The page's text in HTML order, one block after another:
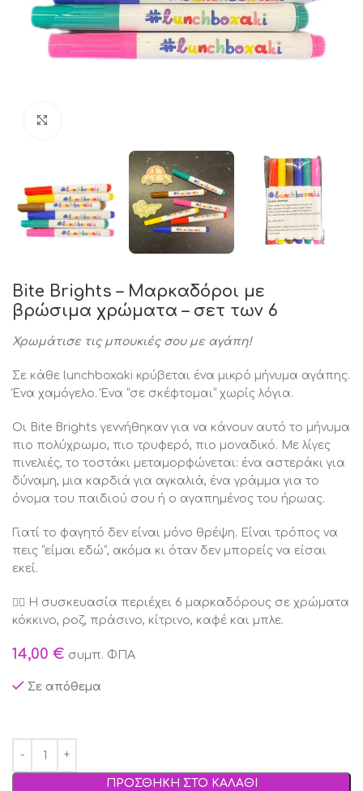
Bite Brights – Μαρκαδόροι με
βρώσιμα χρώματα – σετ των 6
Χρωμάτισε τις μπουκιές σου με αγάπη!
Σε κάθε lunchboxaki κρύβεται ένα μικρό μήνυμα αγάπης.
Ένα χαμόγελο. Ένα “σε σκέφτομαι” χωρίς λόγια.
Οι Bite Brights γεννήθηκαν για να κάνουν αυτό το μήνυμα
πιο πολύχρωμο, πιο τρυφερό, πιο μοναδικό. Με λίγες
πινελιές, το τοστάκι μεταμορφώνεται: ένα αστεράκι για
δύναμη, μια καρδιά για αγκαλιά, ένα γράμμα για το
όνομα του παιδιού σου ή ο αγαπημένος του ήρωας.
Γιατί το φαγητό δεν είναι μόνο θρέψη. Είναι τρόπος να
πεις “είμαι εδώ”, ακόμα κι όταν δεν μπορείς να είσαι
εκεί.
👉🏻 Η συσκευασία περιέχει 6 μαρκαδόρους σε χρώματα
κόκκινο, ροζ, πράσινο, κίτρινο, καφέ και μπλε.
14,00 € συμπ. ΦΠΑ
Σε απόθεμα
ΠΡΟΣΘΗΚΗ ΣΤΟ ΚΑΛΑΘΙ